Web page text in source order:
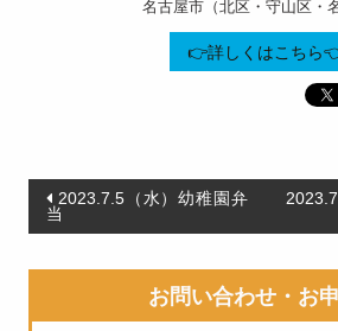
名古屋市（北区・守山区・
👉詳しくはこちら
投
稿
2023.7.5（水）幼稚園弁
当
お問い合わせ・お